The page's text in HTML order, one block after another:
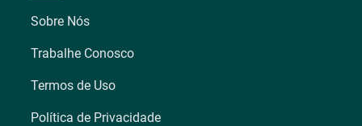
Sobre Nós
Trabalhe Conosco
Termos de Uso
Política de Privacidade